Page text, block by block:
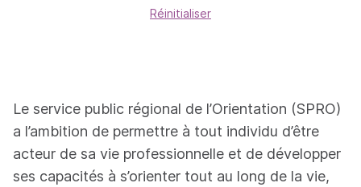
Réinitialiser
Le service public régional de l’Orientation (SPRO)
a l’ambition de permettre à tout individu d’être
acteur de sa vie professionnelle et de développer
ses capacités à s’orienter tout au long de la vie,